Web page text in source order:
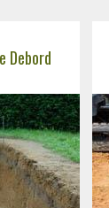
Debord